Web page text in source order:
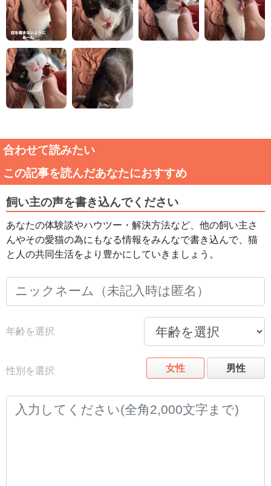
合わせて読みたい
この記事を読んだあなたにおすすめ
飼い主の声を書き込んでください
あなたの体験談やハウツー・解決方法など、他の飼い主さ
んやその愛猫の為にもなる情報をみんなで書き込んで、猫
と人の共同生活をより豊かにしていきましょう。
年齢を選択
性別を選択 女性 男性